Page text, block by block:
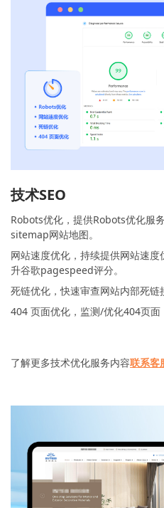
技术SEO
Robots优化，提供Robots优化服
sitemap网站地图。
网站速度优化，持续提供网站速
升谷歌pagespeed评分。
死链优化，快速审查网站内部死链
404 页面优化，监测/优化404页面
了解更多技术优化服务内容联系客